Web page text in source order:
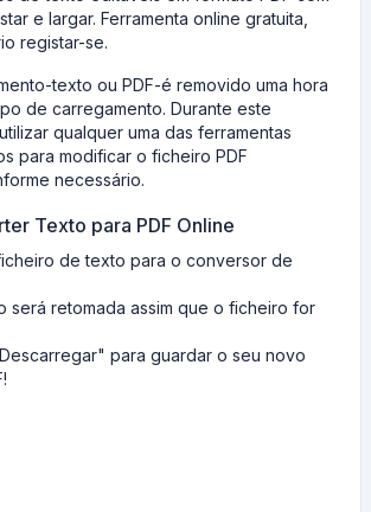
e largar. Ferramenta online gratuita,
registar-se.
texto ou PDF-é removido uma hora
de carregamento. Durante este
qualquer uma das ferramentas
para modificar o ficheiro PDF
necessário.
Texto para PDF Online
de texto para o conversor de
será retomada assim que o ficheiro for
para guardar o seu novo